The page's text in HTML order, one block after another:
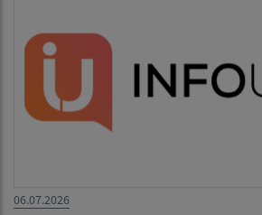
06.07.2026